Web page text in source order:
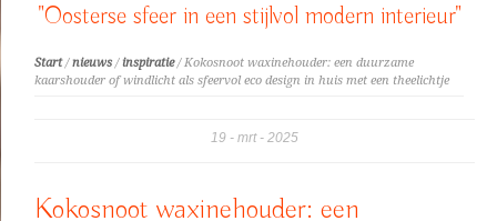
"Oosterse sfeer in een stijlvol modern interieur"
Start/nieuws /inspiratie/ Kokosnoot waxinehouder: een duurzame
kaarshouder of windlicht als sfeervol eco design in huis met een theelichtje
19 mrt 2025
Kokosnoot waxinehouder: een